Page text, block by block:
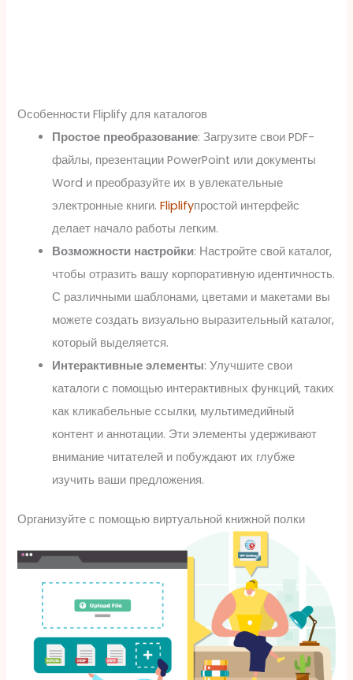
Особенности Fliplify для каталогов
Простое преобразование: Загрузите свои PDF-
файлы, презентации PowerPoint или документы
Word и преобразуйте их в увлекательные
электронные книги.Fliplifyпростой интерфейс
делает начало работы легким.
Возможности настройки: Настройте свой каталог,
чтобы отразить вашу корпоративную идентичность.
С различными шаблонами, цветами и макетами вы
можете создать визуально выразительный каталог,
который выделяется.
Интерактивные элементы: Улучшите свои
каталоги с помощью интерактивных функций, таких
как кликабельные ссылки, мультимедийный
контент и аннотации. Эти элементы удерживают
внимание читателей и побуждают их глубже
изучить ваши предложения.
Организуйте с помощью виртуальной книжной полки